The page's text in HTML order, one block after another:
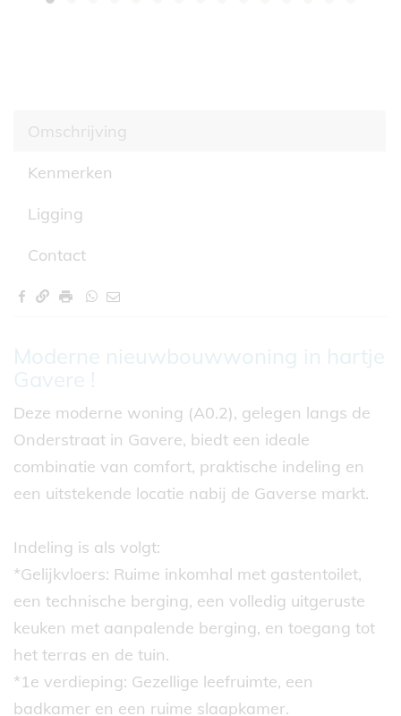
Omschrijving
Kenmerken
Ligging
Contact
Omschrijving
Moderne nieuwbouwwoning in hartje
Gavere !
Deze moderne woning (A0.2), gelegen langs de
Onderstraat in Gavere, biedt een ideale
combinatie van comfort, praktische indeling en
een uitstekende locatie nabij de Gaverse markt.
Indeling is als volgt:
*Gelijkvloers: Ruime inkomhal met gastentoilet,
een technische berging, een volledig uitgeruste
keuken met aanpalende berging, en toegang tot
het terras en de tuin.
*1e verdieping: Gezellige leefruimte, een
badkamer en een ruime slaapkamer.